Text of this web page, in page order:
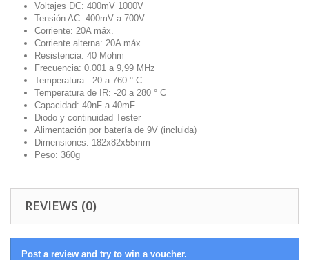
Voltajes DC: 400mV 1000V
Tensión AC: 400mV a 700V
Corriente: 20A máx.
Corriente alterna: 20A máx.
Resistencia: 40 Mohm
Frecuencia: 0.001 a 9,99 MHz
Temperatura: -20 a 760 ° C
Temperatura de IR: -20 a 280 ° C
Capacidad: 40nF a 40mF
Diodo y continuidad Tester
Alimentación por batería de 9V (incluida)
Dimensiones: 182x82x55mm
Peso: 360g
REVIEWS (0)
Post a review and try to win a voucher.